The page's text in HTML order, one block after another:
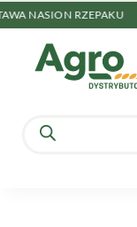
NASION RZEPAKU
Wyszukiwarka
produktów